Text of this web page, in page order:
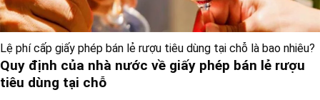
Lệ phí cấp giấy phép bán lẻ rượu tiêu dùng tại chỗ là bao nhiêu?
Quy định của nhà nước về giấy phép bán lẻ rượu
tiêu dùng tại chỗ